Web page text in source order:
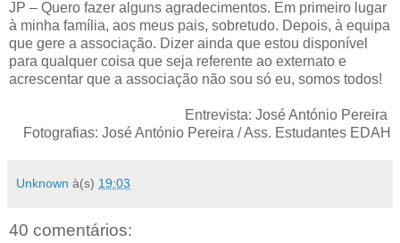
JP – Quero fazer alguns agradecimentos. Em primeiro lugar
à minha família, aos meus pais, sobretudo. Depois, à equipa
que gere a associação. Dizer ainda que estou disponível
para qualquer coisa que seja referente ao externato e
acrescentar que a associação não sou só eu, somos todos!
Entrevista: José António Pereira
Fotografias: José António Pereira / Ass. Estudantes EDAH
Unknown à(s) 19:03
40 comentários: